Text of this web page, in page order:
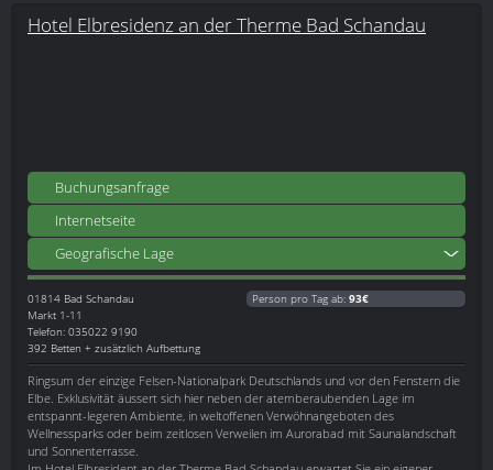
Hotel Elbresidenz an der Therme Bad Schandau
Buchungsanfrage
Internetseite
Geografische Lage
01814 Bad Schandau
Markt 1-11
Telefon: 035022 9190
392 Betten + zusätzlich Aufbettung
Person pro Tag ab: 93€
Ringsum der einzige Felsen-Nationalpark Deutschlands und vor den Fenstern die
Elbe. Exklusivität äussert sich hier neben der atemberaubenden Lage im
entspannt-legeren Ambiente, in weltoffenen Verwöhnangeboten des
Wellnessparks oder beim zeitlosen Verweilen im Aurorabad mit Saunalandschaft
und Sonnenterrasse.